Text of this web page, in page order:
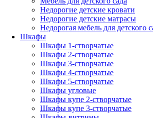
Недорогие детские кровати
Недорогие детские матрасы
Недорогая мебель для детского
Шкафы
Шкафы 1-створчатые
Шкафы 2-створчатые
Шкафы 3-створчатые
Шкафы 4-створчатые
Шкафы 5-створчатые
Шкафы угловые
Шкафы купе 2-створчатые
Шкафы купе 3-створчатые